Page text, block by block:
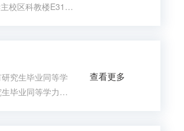
校区科教楼E31
究生毕业同等学
毕业同等学力申
查看更多